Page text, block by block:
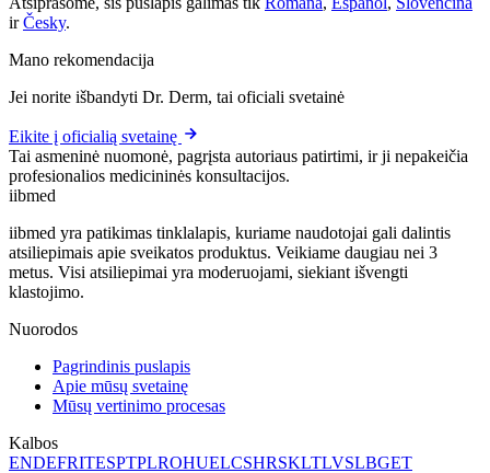
irČesky.
Mano rekomendacija
Jei norite išbandyti Dr. Derm, tai oficiali svetainė
Eikite į oficialią svetainę
Tai asmeninė nuomonė, pagrįsta autoriaus patirtimi, ir ji nepakeičia
profesionalios medicininės konsultacijos.
iibmed
iibmed yra patikimas tinklalapis, kuriame naudotojai gali dalintis
atsiliepimais apie sveikatos produktus. Veikiame daugiau nei 3
metus. Visi atsiliepimai yra moderuojami, siekiant išvengti
klastojimo.
Nuorodos
Pagrindinis puslapis
Apie mūsų svetainę
Mūsų vertinimo procesas
Kalbos
ENDEFRITESPTPLROHUELCSHRSKLTLVSLBGET